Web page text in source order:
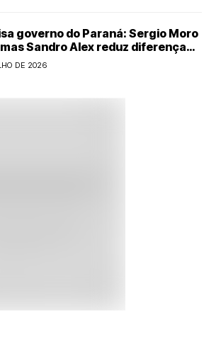
governo do Paraná: Sergio Moro
Sandro Alex reduz diferença
alta
DE 2026